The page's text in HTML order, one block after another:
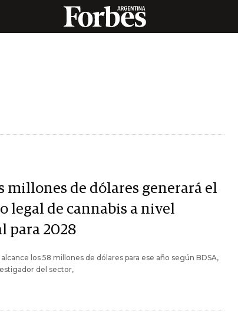
millones de dólares generará el
legal de cannabis a nivel
para 2028
los 58 millones de dólares para ese año según BDSA,
del sector,